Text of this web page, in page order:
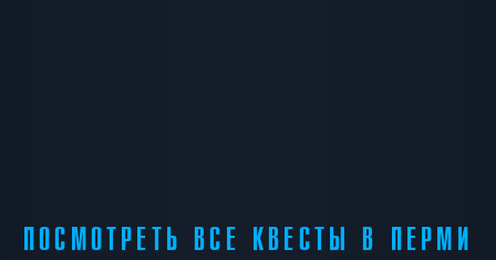
ПОСМОТРЕТЬ ВСЕ КВЕСТЫ В ПЕРМИ